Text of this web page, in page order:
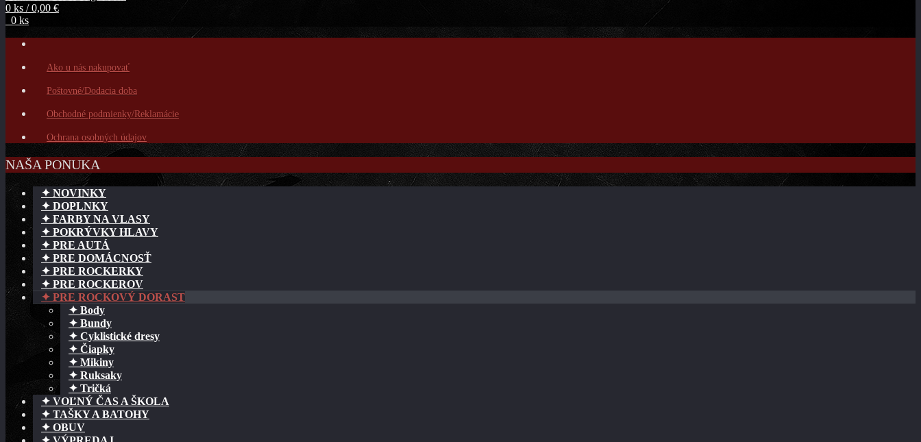
0 ks / 0,00 €
0 ks
Ako u nás nakupovať
Poštovné/Dodacia doba
Obchodné podmienky/Reklamácie
Ochrana osobných údajov
NAŠA PONUKA
✦ NOVINKY
✦ DOPLNKY
✦ FARBY NA VLASY
✦ POKRÝVKY HLAVY
✦ PRE AUTÁ
✦ PRE DOMÁCNOSŤ
✦ PRE ROCKERKY
✦ PRE ROCKEROV
✦ PRE ROCKOVÝ DORAST
✦ Body
✦ Bundy
✦ Cyklistické dresy
✦ Čiapky
✦ Mikiny
✦ Ruksaky
✦ Tričká
✦ VOĽNÝ ČAS A ŠKOLA
✦ TAŠKY A BATOHY
✦ OBUV